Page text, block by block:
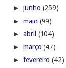
► junho (259)
► maio (99)
► abril (104)
► março (47)
► fevereiro (42)